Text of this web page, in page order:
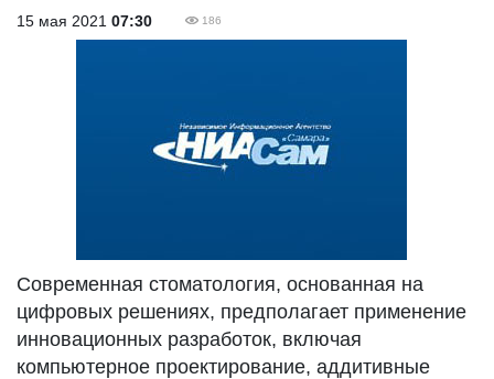
15 мая 2021 07:30 186
Современная стоматология, основанная на
цифровых решениях, предполагает применение
инновационных разработок, включая
компьютерное проектирование, аддитивные